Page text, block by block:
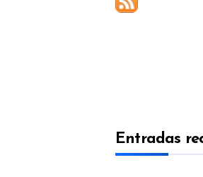
Entradas